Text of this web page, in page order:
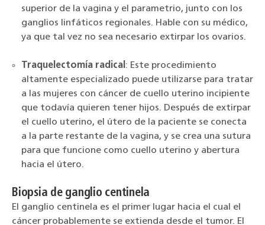
superior de la vagina y el parametrio, junto con los
ganglios linfáticos regionales. Hable con su médico,
ya que tal vez no sea necesario extirpar los ovarios.
Traquelectomía radical : Este procedimiento
altamente especializado puede utilizarse para tratar
a las mujeres con cáncer de cuello uterino incipiente
que todavía quieren tener hijos. Después de extirpar
el cuello uterino, el útero de la paciente se conecta
a la parte restante de la vagina, y se crea una sutura
para que funcione como cuello uterino y abertura
hacia el útero.
Biopsia de ganglio centinela
El ganglio centinela es el primer lugar hacia el cual el
cáncer probablemente se extienda desde el tumor. El